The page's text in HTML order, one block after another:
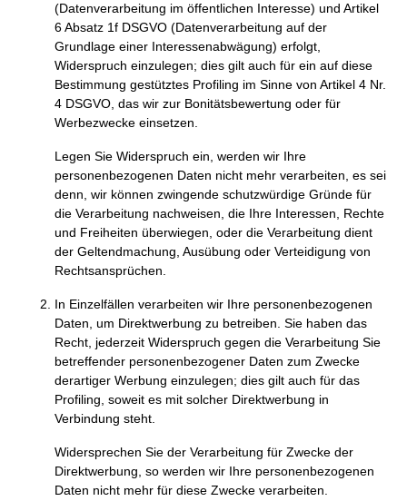
(Datenverarbeitung im öffentlichen Interesse) und Artikel
6 Absatz 1f DSGVO (Datenverarbeitung auf der
Grundlage einer Interessenabwägung) erfolgt,
Widerspruch einzulegen; dies gilt auch für ein auf diese
Bestimmung gestütztes Profiling im Sinne von Artikel 4 Nr.
4 DSGVO, das wir zur Bonitätsbewertung oder für
Werbezwecke einsetzen.
Legen Sie Widerspruch ein, werden wir Ihre
personenbezogenen Daten nicht mehr verarbeiten, es sei
denn, wir können zwingende schutzwürdige Gründe für
die Verarbeitung nachweisen, die Ihre Interessen, Rechte
und Freiheiten überwiegen, oder die Verarbeitung dient
der Geltendmachung, Ausübung oder Verteidigung von
Rechtsansprüchen.
In Einzelfällen verarbeiten wir Ihre personenbezogenen
Daten, um Direktwerbung zu betreiben. Sie haben das
Recht, jederzeit Widerspruch gegen die Verarbeitung Sie
betreffender personenbezogener Daten zum Zwecke
derartiger Werbung einzulegen; dies gilt auch für das
Profiling, soweit es mit solcher Direktwerbung in
Verbindung steht.
Widersprechen Sie der Verarbeitung für Zwecke der
Direktwerbung, so werden wir Ihre personenbezogenen
Daten nicht mehr für diese Zwecke verarbeiten.